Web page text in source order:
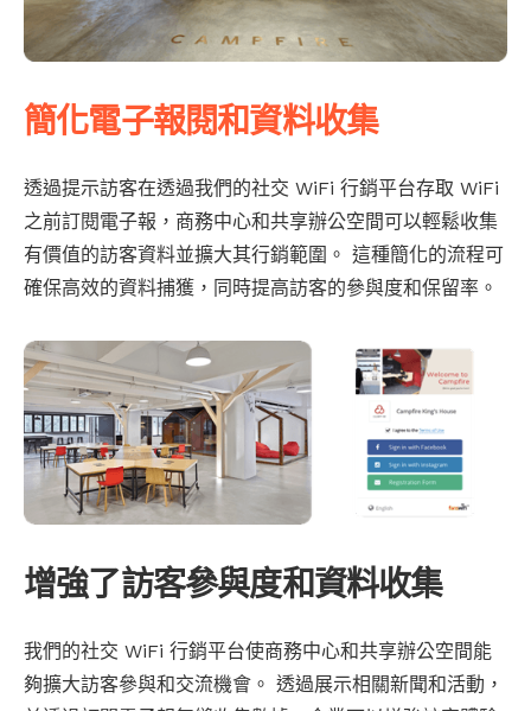
簡化電子報閱和資料收集
透過提示訪客在透過我們的社交 WiFi 行銷平台存取 WiFi
之前訂閱電子報，商務中心和共享辦公空間可以輕鬆收集
有價值的訪客資料並擴大其行銷範圍。 這種簡化的流程可
確保高效的資料捕獲，同時提高訪客的參與度和保留率。
增​​強了訪客參與度和資料收集
我們的社交 WiFi 行銷平台使商務中心和共享辦公空間能
夠擴大訪客參與和交流機會。 透過展示相關新聞和活動，